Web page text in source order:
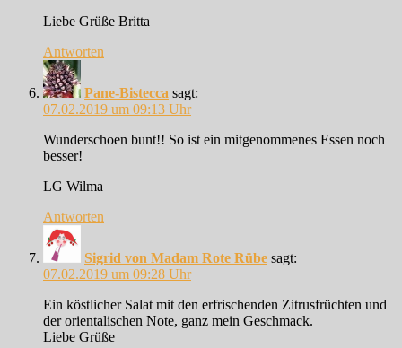
Liebe Grüße Britta
Antworten
Pane-Bistecca sagt:
07.02.2019 um 09:13 Uhr
Wunderschoen bunt!! So ist ein mitgenommenes Essen noch
besser!
LG Wilma
Antworten
Sigrid von Madam Rote Rübe sagt:
07.02.2019 um 09:28 Uhr
Ein köstlicher Salat mit den erfrischenden Zitrusfrüchten und
der orientalischen Note, ganz mein Geschmack.
Liebe Grüße